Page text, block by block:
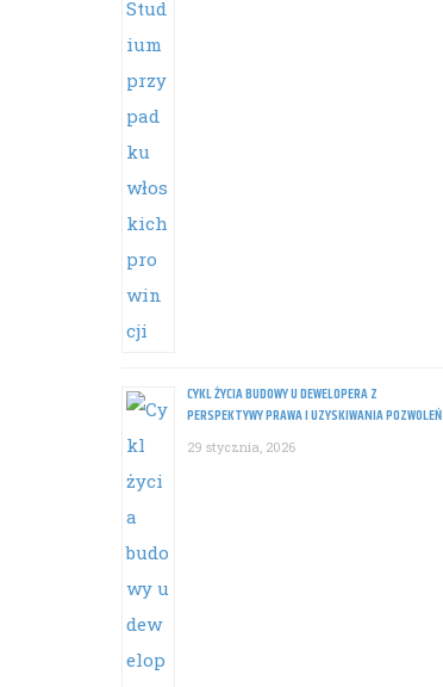
CYKL ŻYCIA BUDOWY U DEWELOPERA Z
PERSPEKTYWY PRAWA I UZYSKIWANIA POZWOLEŃ
29 stycznia, 2026